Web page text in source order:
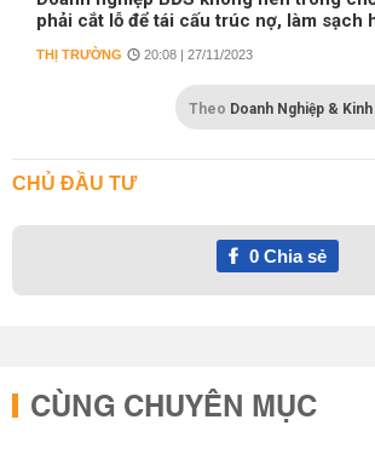
phải cắt lỗ để tái cấu trúc nợ, làm sạch
THỊ TRƯỜNG 20:08 | 27/11/2023
Theo Doanh Nghiệp &
CHỦ ĐẦU TƯ
0Chia sẻ
CÙNG CHUYÊN MỤC